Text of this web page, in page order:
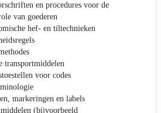
en procedures voor de
van goederen
hef- en tiltechnieken
transportmiddelen
voor codes
markeringen en labels
(bijvoorbeeld